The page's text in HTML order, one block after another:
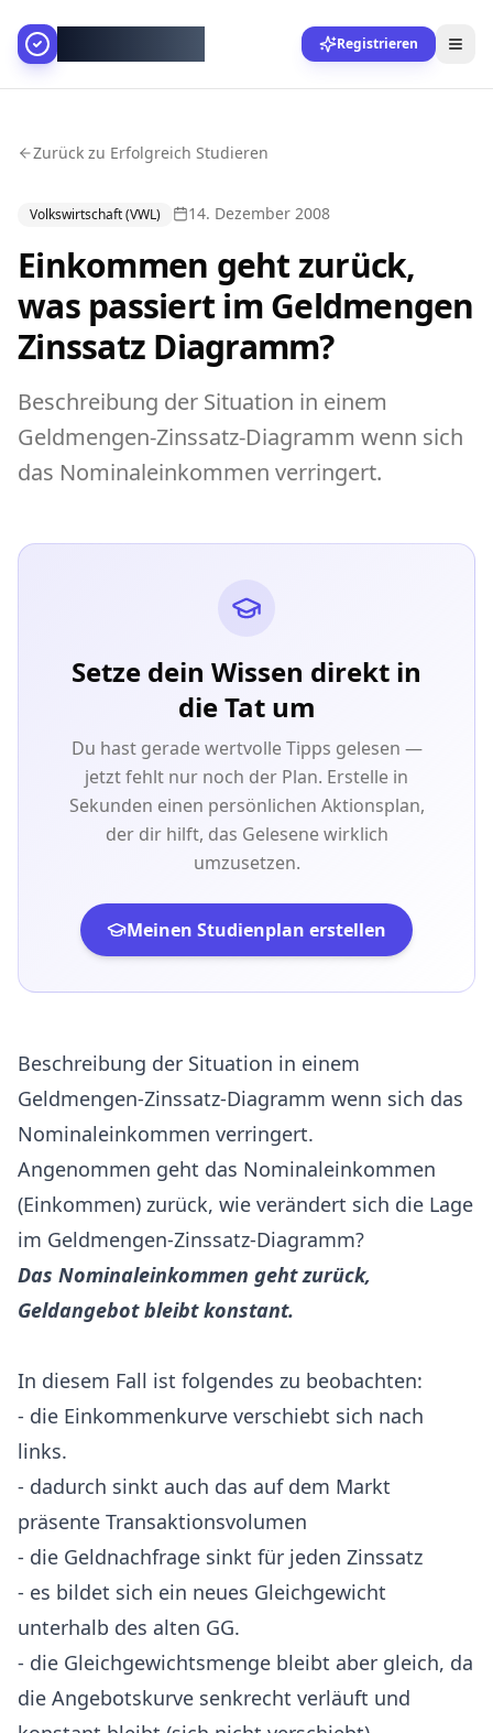
Registrieren
Zurück zu Erfolgreich Studieren
Volkswirtschaft (VWL) 14. Dezember 2008
Einkommen geht zurück,
was passiert im Geldmengen
Zinssatz Diagramm?
Beschreibung der Situation in einem
Geldmengen-Zinssatz-Diagramm wenn sich
das Nominaleinkommen verringert.
Setze dein Wissen direkt in
die Tat um
Du hast gerade wertvolle Tipps gelesen —
jetzt fehlt nur noch der Plan. Erstelle in
Sekunden einen persönlichen Aktionsplan,
der dir hilft, das Gelesene wirklich
umzusetzen.
Meinen Studienplan erstellen
Beschreibung der Situation in einem
Geldmengen-Zinssatz-Diagramm wenn sich das
Nominaleinkommen verringert.
Angenommen geht das Nominaleinkommen
(Einkommen) zurück, wie verändert sich die Lage
im Geldmengen-Zinssatz-Diagramm?
Das Nominaleinkommen geht zurück,
Geldangebot bleibt konstant.
In diesem Fall ist folgendes zu beobachten:
- die Einkommenkurve verschiebt sich nach
links.
- dadurch sinkt auch das auf dem Markt
präsente Transaktionsvolumen
- die Geldnachfrage sinkt für jeden Zinssatz
- es bildet sich ein neues Gleichgewicht
unterhalb des alten GG.
- die Gleichgewichtsmenge bleibt aber gleich, da
die Angebotskurve senkrecht verläuft und